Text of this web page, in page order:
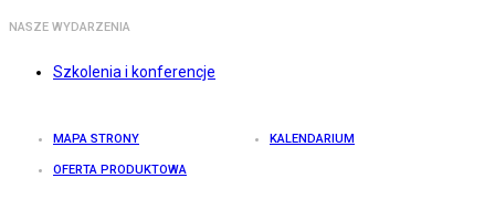
NASZE WYDARZENIA
Szkolenia i konferencje
MAPA STRONY KALENDARIUM
OFERTA PRODUKTOWA